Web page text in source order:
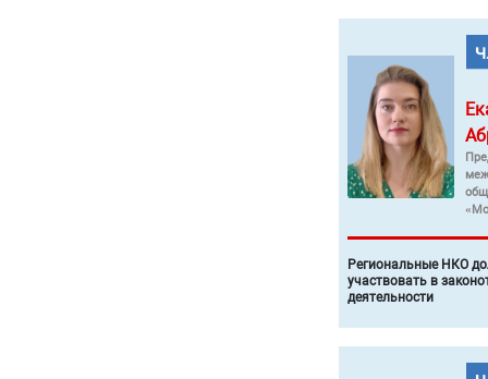
Региональные НКО
участвовать в
деятельности